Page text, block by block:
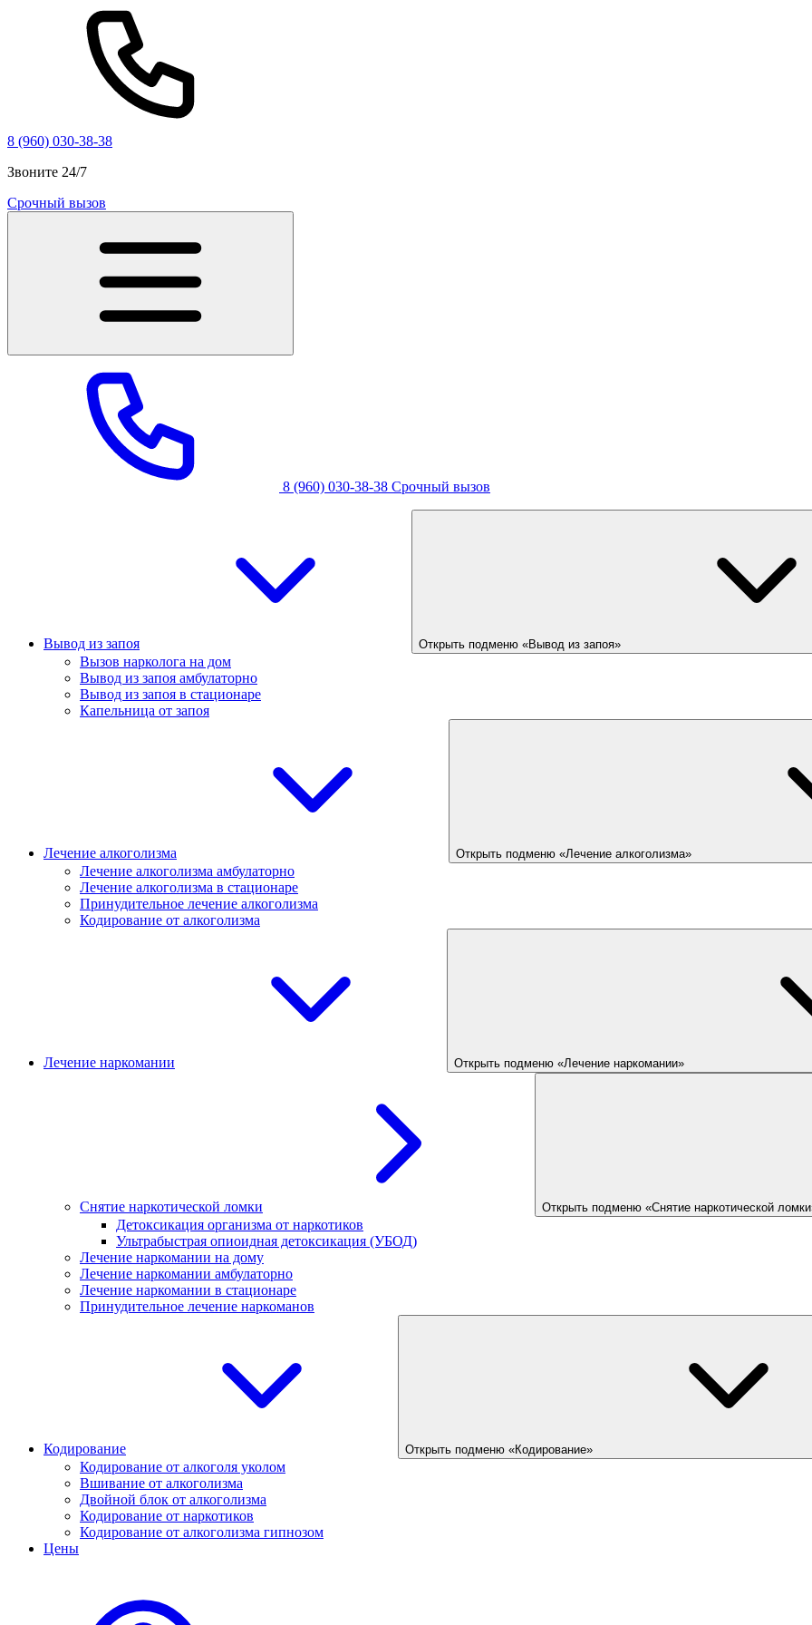
8 (960) 030-38-38
Звоните 24/7
Срочный вызов
8 (960) 030-38-38 Срочный вызов
Вывод из запоя Открыть подменю «Вывод из запоя»
Вызов нарколога на дом
Вывод из запоя амбулаторно
Вывод из запоя в стационаре
Капельница от запоя
Лечение алкоголизма Открыть подменю «Лечение алкоголизма»
Лечение алкоголизма амбулаторно
Лечение алкоголизма в стационаре
Принудительное лечение алкоголизма
Кодирование от алкоголизма
Лечение наркомании Открыть подменю «Лечение наркомании»
Снятие наркотической ломки Открыть подменю «Снятие наркотической
Детоксикация организма от наркотиков
Ультрабыстрая опиоидная детоксикация (УБОД)
Лечение наркомании на дому
Лечение наркомании амбулаторно
Лечение наркомании в стационаре
Принудительное лечение наркоманов
Кодирование Открыть подменю «Кодирование»
Кодирование от алкоголя уколом
Вшивание от алкоголизма
Двойной блок от алкоголизма
Кодирование от наркотиков
Кодирование от алкоголизма гипнозом
Цены